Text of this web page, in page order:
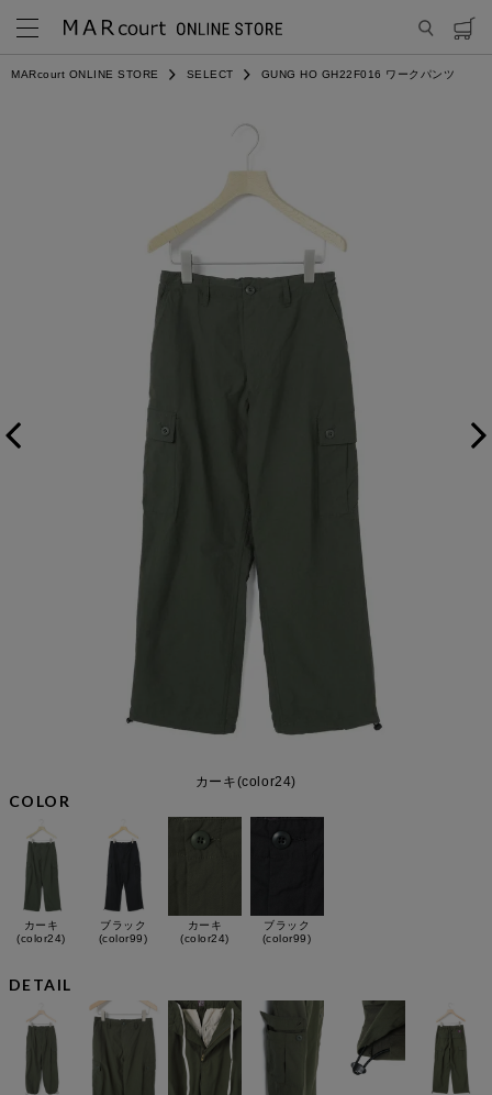
MARcourt ONLINE STORE SELECT GUNG HO GH22F016 ワークパンツ
カーキ(color24)
COLOR
カーキ
(color24)
ブラック
(color99)
カーキ
(color24)
ブラック
(color99)
DETAIL